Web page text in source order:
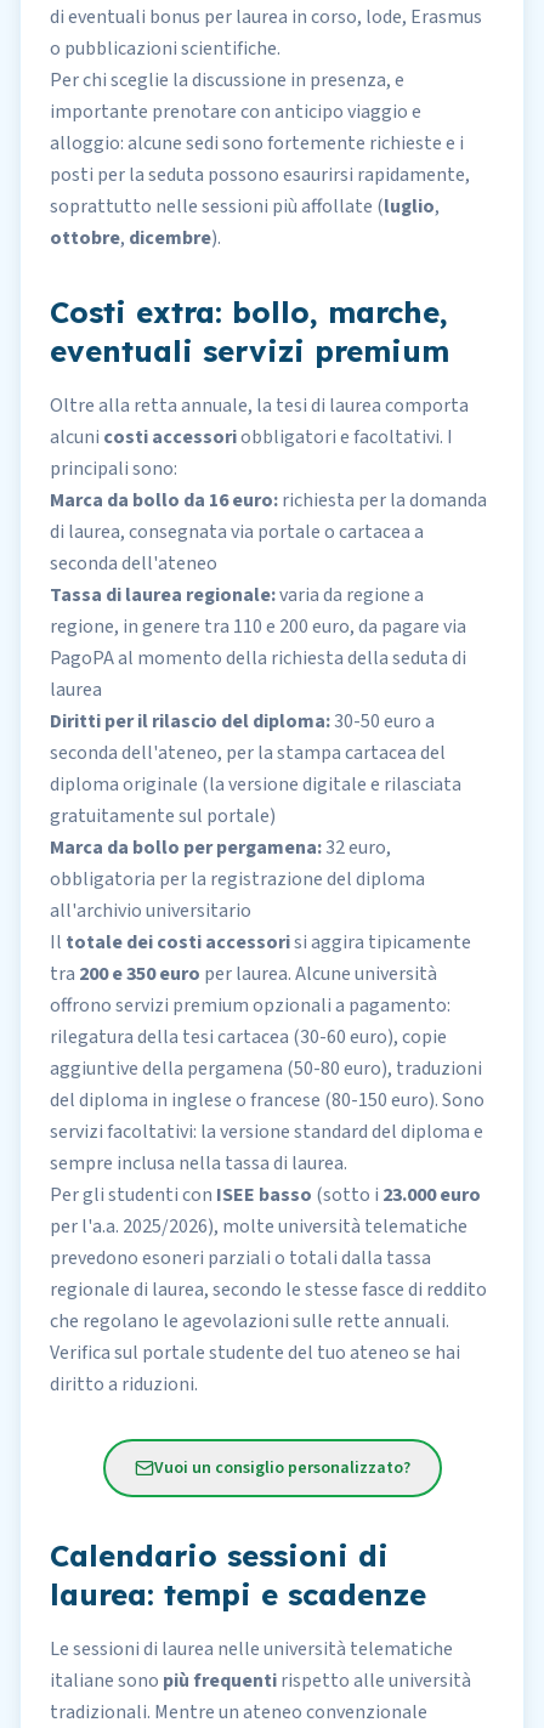
di eventuali bonus per laurea in corso, lode, Erasmus
o pubblicazioni scientifiche.
Per chi sceglie la discussione in presenza, e
importante prenotare con anticipo viaggio e
alloggio: alcune sedi sono fortemente richieste e i
posti per la seduta possono esaurirsi rapidamente,
soprattutto nelle sessioni più affollate (luglio,
ottobre, dicembre).
Costi extra: bollo, marche,
eventuali servizi premium
Oltre alla retta annuale, la tesi di laurea comporta
alcuni costi accessoriobbligatori e facoltativi. I
principali sono:
Marca da bollo da 16 euro:richiesta per la domanda
di laurea, consegnata via portale o cartacea a
seconda dell'ateneo
Tassa di laurea regionale:varia da regione a
regione, in genere tra 110 e 200 euro, da pagare via
PagoPA al momento della richiesta della seduta di
laurea
Diritti per il rilascio del diploma:30-50 euro a
seconda dell'ateneo, per la stampa cartacea del
diploma originale (la versione digitale e rilasciata
gratuitamente sul portale)
Marca da bollo per pergamena:32 euro,
obbligatoria per la registrazione del diploma
all'archivio universitario
Il totale dei costi accessorisi aggira tipicamente
tra 200 e 350 euro per laurea. Alcune università
offrono servizi premium opzionali a pagamento:
rilegatura della tesi cartacea (30-60 euro), copie
aggiuntive della pergamena (50-80 euro), traduzioni
del diploma in inglese o francese (80-150 euro). Sono
servizi facoltativi: la versione standard del diploma e
sempre inclusa nella tassa di laurea.
Per gli studenti con ISEE basso (sotto i 23.000 euro
per l'a.a. 2025/2026), molte università telematiche
prevedono esoneri parziali o totali dalla tassa
regionale di laurea, secondo le stesse fasce di reddito
che regolano leagevolazioni sulle rette annuali.
Verifica sul portale studente del tuo ateneo se hai
diritto a riduzioni.
Vuoi un consiglio personalizzato?
Calendario sessioni di
laurea: tempi e scadenze
Lesessioni di laurea nelle università telematiche
italiane sono più frequentirispetto alle università
tradizionali. Mentre un ateneo convenzionale